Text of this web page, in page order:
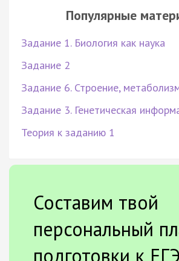
Популярные
Задание 1. Биология как наука
Задание 2
Задание 6. Строение,
Задание 3. Генетическая
Теория к заданию 1
Составим твой
персональный
подготовки к